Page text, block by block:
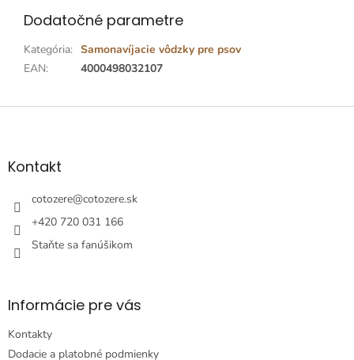
Dodatočné parametre
Kategória: Samonavíjacie vôdzky pre psov
EAN: 4000498032107
Z
äKontakt
cotozere@cotozere.sk
+420 720 031 166
Staňte sa fanúšikom
Informácie pre vás
Kontakty
Dodacie a platobné podmienky